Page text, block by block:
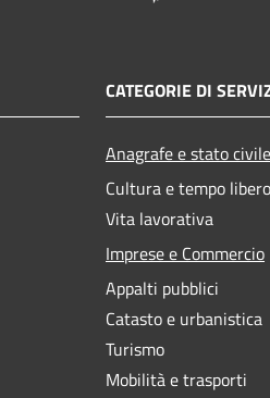
CATEGORIE DI
Anagrafe e stato civile
Cultura e tempo libero
Vita lavorativa
Imprese e Commercio
Appalti pubblici
Catasto e urbanistica
Turismo
Mobilità e trasporti